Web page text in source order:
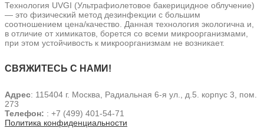
Технология UVGI (Ультрафиолетовое бакерицидное облучение)
— это физический метод дезинфекции с большим
соотношением цена/качество. Данная технология экологична и,
в отличие от химикатов, борется со всеми микроорганизмами,
при этом устойчивость к микроорганизмам не возникает.
СВЯЖИТЕСЬ С НАМИ!
Адрес: 115404 г. Москва, Радиальная 6-я ул., д.5. корпус 3, пом.
273
Телефон: : +7 (499) 401-54-71
Политика конфиденциальности